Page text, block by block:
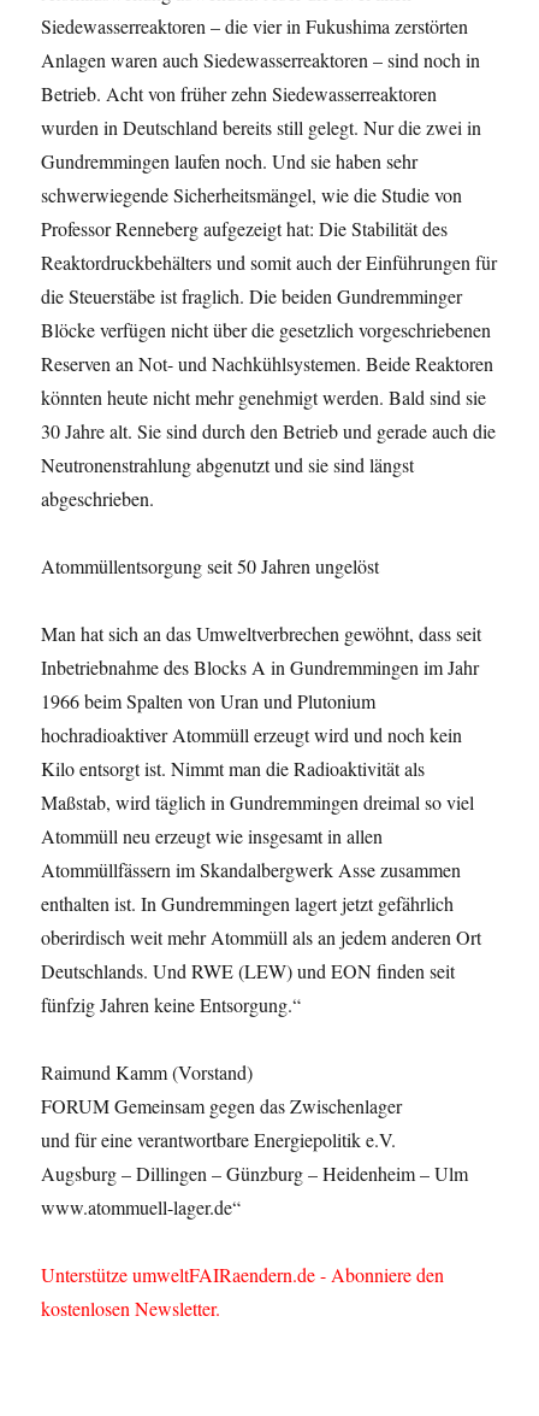
Siedewasserreaktoren – die vier in Fukushima zerstörten
Anlagen waren auch Siedewasserreaktoren – sind noch in
Betrieb. Acht von früher zehn Siedewasserreaktoren
wurden in Deutschland bereits still gelegt. Nur die zwei in
Gundremmingen laufen noch. Und sie haben sehr
schwerwiegende Sicherheitsmängel, wie die Studie von
Professor Renneberg aufgezeigt hat: Die Stabilität des
Reaktordruckbehälters und somit auch der Einführungen für
die Steuerstäbe ist fraglich. Die beiden Gundremminger
Blöcke verfügen nicht über die gesetzlich vorgeschriebenen
Reserven an Not- und Nachkühlsystemen. Beide Reaktoren
könnten heute nicht mehr genehmigt werden. Bald sind sie
30 Jahre alt. Sie sind durch den Betrieb und gerade auch die
Neutronenstrahlung abgenutzt und sie sind längst
abgeschrieben.
Atommüllentsorgung seit 50 Jahren ungelöst
Man hat sich an das Umweltverbrechen gewöhnt, dass seit
Inbetriebnahme des Blocks A in Gundremmingen im Jahr
1966 beim Spalten von Uran und Plutonium
hochradioaktiver Atommüll erzeugt wird und noch kein
Kilo entsorgt ist. Nimmt man die Radioaktivität als
Maßstab, wird täglich in Gundremmingen dreimal so viel
Atommüll neu erzeugt wie insgesamt in allen
Atommüllfässern im Skandalbergwerk Asse zusammen
enthalten ist. In Gundremmingen lagert jetzt gefährlich
oberirdisch weit mehr Atommüll als an jedem anderen Ort
Deutschlands. Und RWE (LEW) und EON finden seit
fünfzig Jahren keine Entsorgung.“
Raimund Kamm (Vorstand)
FORUM Gemeinsam gegen das Zwischenlager
und für eine verantwortbare Energiepolitik e.V.
Augsburg – Dillingen – Günzburg – Heidenheim – Ulm
www.atommuell-lager.de“
Unterstütze umweltFAIRaendern.de - Abonniere den
kostenlosen Newsletter.